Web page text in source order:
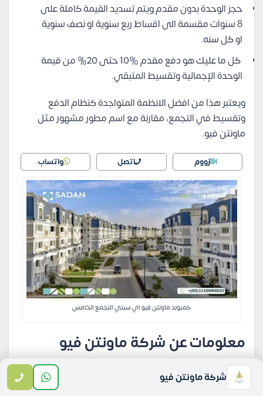
حجز الوحدة بدون مقدم ويتم تسديد القيمة كاملة على
8 سنوات مقسمة الى اقساط ربع سنوية او نصف سنوية
او كل سنه.
كل ما عليك هو دفع مقدم %10 حتى 20% من قيمة
الوحدة الإجمالية وتقسيط المتبقي.
ويعتبر هذا من افضل الانظمة المتواجدة كنظام الدفع
وتقسيط في التجمع، مقارنة مع اسم مطور مشهور مثل
ماونتن فيو.
زووم اتصل واتساب
كمبوند ماونتن فيو اي سيتي التجمع الخامس
معلومات عن شركة ماونتن فيو
للتطوير العقاري Mountain View
شركة ماونتن فيو